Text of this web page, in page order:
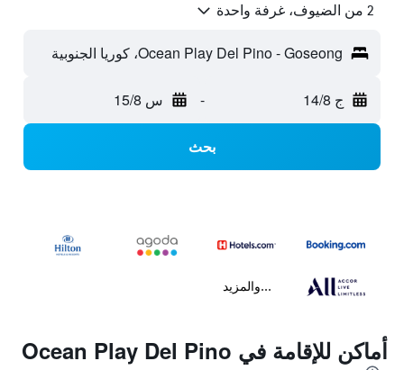
2 من الضيوف، غرفة واحدة
Ocean Play Del Pino - Goseong، كوريا الجنوبية
ج 14/8 - س 15/8
بحث
...والمزيد
أماكن للإقامة في Ocean Play Del Pino